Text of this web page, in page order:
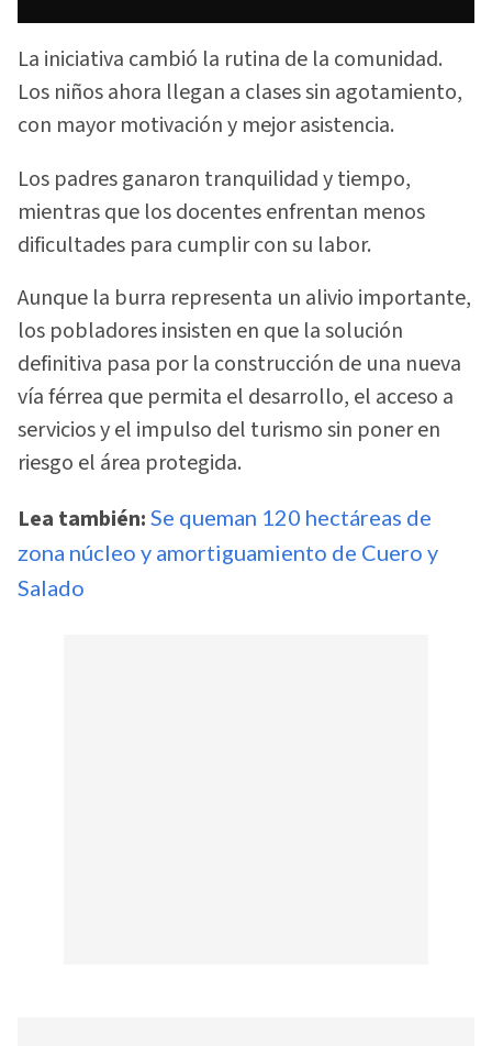
La iniciativa cambió la rutina de la comunidad.
Los niños ahora llegan a clases sin agotamiento,
con mayor motivación y mejor asistencia.
Los padres ganaron tranquilidad y tiempo,
mientras que los docentes enfrentan menos
dificultades para cumplir con su labor.
Aunque la burra representa un alivio importante,
los pobladores insisten en que la solución
definitiva pasa por la construcción de una nueva
vía férrea que permita el desarrollo, el acceso a
servicios y el impulso del turismo sin poner en
riesgo el área protegida.
Lea también: Se queman 120 hectáreas de
zona núcleo y amortiguamiento de Cuero y
Salado